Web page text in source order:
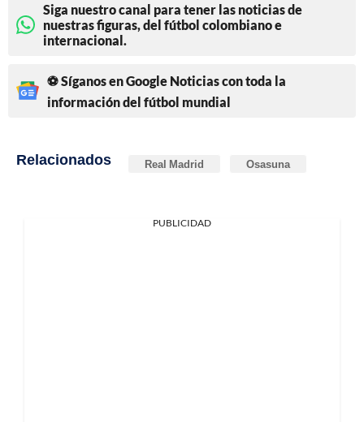
Siga nuestro canal para tener las noticias de
nuestras figuras, del fútbol colombiano e
internacional.
⚽ Síganos en Google Noticias con toda la
información del fútbol mundial
Relacionados Real Madrid Osasuna
PUBLICIDAD